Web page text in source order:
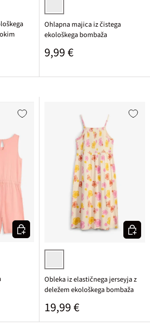
španski bezeg potiskana
Ohlapna majica iz čistega
ekološkega bombaža
Običajna cena
9,99 €
Izberi varianto
srebrna cvetlična
Obleka iz elastičnega jerseyja z
deležem ekološkega bombaža
Običajna cena
19,99 €
Izberi